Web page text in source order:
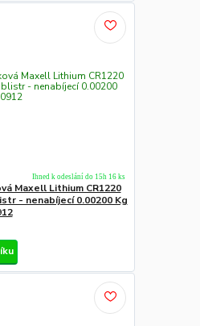
Maxell Lithium CR1220
- nenabíjecí 0.00200 Kg
Ihned k odeslání do 15h 16 ks